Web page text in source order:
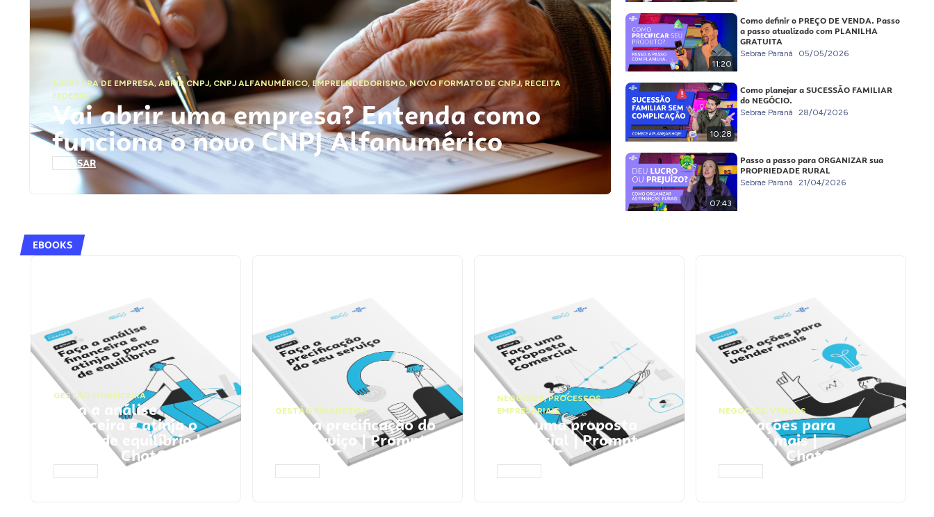
ABERTURA DE EMPRESA,ABRIR CNPJ, CNPJ ALFANUMÉRICO, EMPREENDEDORISMO,NOVO FORMATO DE CNPJ,RECEITA
FEDERAL
Vai abrir uma empresa? Entenda como
funciona o novo CNPJ Alfanumérico
ACESSAR
11:20
Como definir o PREÇO DE VENDA. Passo
a passo atualizado com PLANILHA
GRATUITA
Sebrae Paraná 05/05/2026
10:28
Como planejar a SUCESSÃO FAMILIAR
do NEGÓCIO.
Sebrae Paraná 28/04/2026
07:43
Passo a passo para ORGANIZAR sua
PROPRIEDADE RURAL
Sebrae Paraná 21/04/2026
EBOOKS
GESTÃO FINANCEIRA
Faça a análise
financeira e atinja o
ponto de equilíbrio |
Prompts ChatGPT
GESTÃO FINANCEIRA
Faça a precificação do
seu serviço | Prompts
ChatGPT
NEGÓCIOS,PROCESSOS
EMPRESARIAIS
Faça uma proposta
comercial | Prompts
ChatGPT
NEGÓCIOS, VENDAS
Faça ações para
vender mais |
Prompts ChatGPT